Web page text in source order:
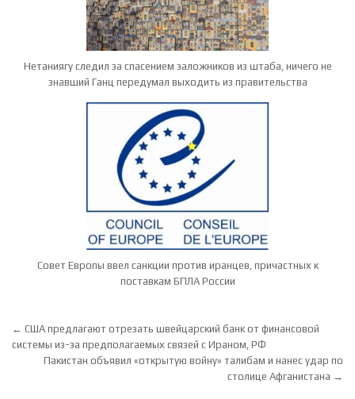
Нетаниягу следил за спасением заложников из штаба, ничего не
знавший Ганц передумал выходить из правительства
Совет Европы ввел санкции против иранцев, причастных к
поставкам БПЛА России
Навигация по записям
← США предлагают отрезать швейцарский банк от финансовой
системы из-за предполагаемых связей с Ираном, РФ
Пакистан объявил «открытую войну» талибам и нанес удар по
столице Афганистана →